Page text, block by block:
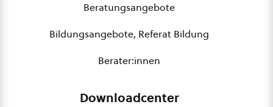
Beratungsangebote
Bildungsangebote, Referat Bildung
Berater:innen
Downloadcenter